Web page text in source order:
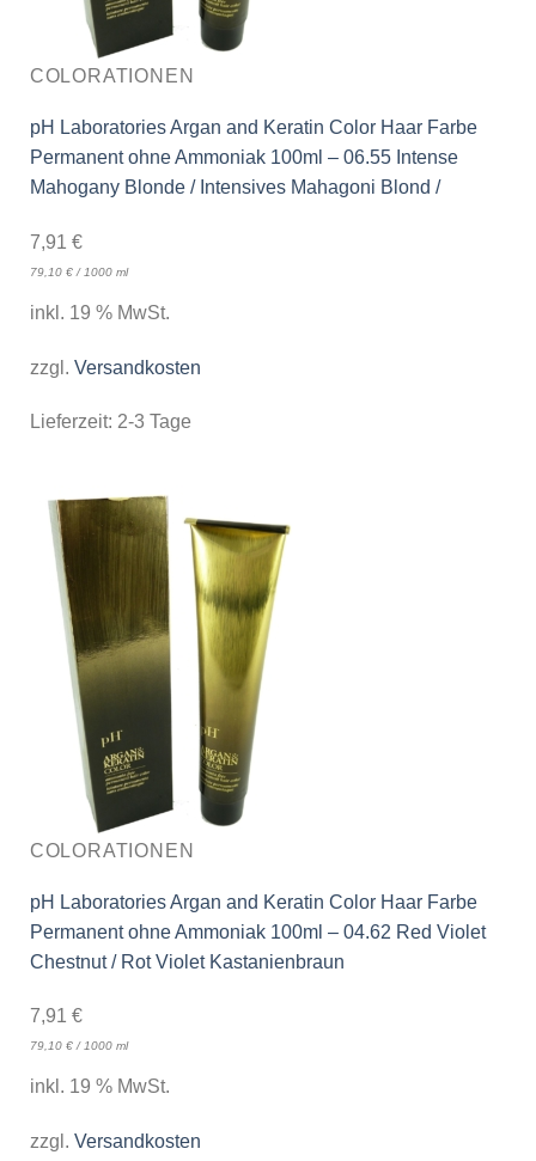
COLORATIONEN
pH Laboratories Argan and Keratin Color Haar Farbe
Permanent ohne Ammoniak 100ml – 06.55 Intense
Mahogany Blonde / Intensives Mahagoni Blond /
7,91 €
79,10 €/ 1000 ml
inkl. 19 % MwSt.
zzgl. Versandkosten
Lieferzeit: 2-3 Tage
COLORATIONEN
pH Laboratories Argan and Keratin Color Haar Farbe
Permanent ohne Ammoniak 100ml – 04.62 Red Violet
Chestnut / Rot Violet Kastanienbraun
7,91 €
79,10 €/1000 ml
inkl. 19 % MwSt.
zzgl. Versandkosten